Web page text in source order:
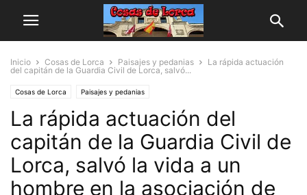
Inicio Cosas de Lorca Paisajes y pedanias
La rápida actuación
del capitán de la Guardia Civil de Lorca, salvó...
Cosas de Lorca Paisajes y pedanias
La rápida actuación del
capitán de la Guardia Civil de
Lorca, salvó la vida a un
hombre en la asociación de